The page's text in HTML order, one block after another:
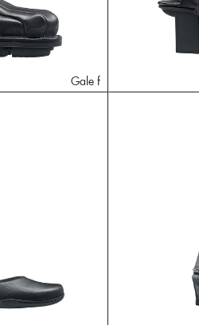
Gale f